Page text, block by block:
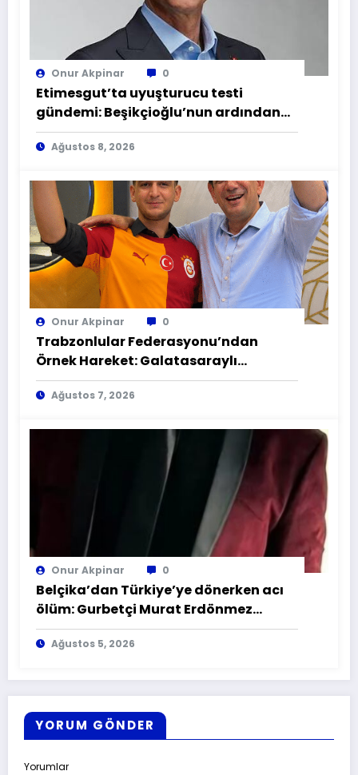
Onur Akpinar 0
Etimesgut’ta uyuşturucu testi
gündemi: Beşikçioğlu’nun ardından
yardımcısında da sonuç pozitif
Ağustos 8, 2026
Onur Akpinar 0
Trabzonlular Federasyonu’ndan
Örnek Hareket: Galatasaraylı
Taraftarın Gönlü Alındı
Ağustos 7, 2026
Onur Akpinar 0
Belçika’dan Türkiye’ye dönerken acı
ölüm: Gurbetçi Murat Erdönmez
Sırbistan’da hayatını kaybetti
Ağustos 5, 2026
YORUM GÖNDER
Yorumlar